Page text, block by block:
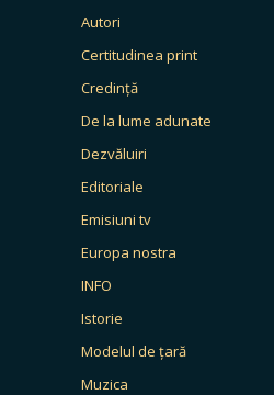
Autori
Certitudinea print
Credință
De la lume adunate
Dezvăluiri
Editoriale
Emisiuni tv
Europa nostra
INFO
Istorie
Modelul de țară
Muzica